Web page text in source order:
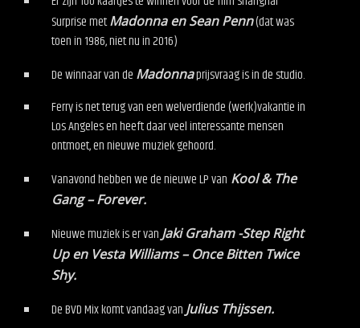
Surprise metMadonna en Sean Penn(dat was
toen in 1986, niet nu in 2016)
De winnaar van de Madonnaprijsvraag is in de studio.
Ferry is net terug van een welverdiende (werk)vakantie in
Los Angeles en heeft daar veel interessante mensen
ontmoet, en nieuwe muziek gehoord.
Vanavond hebben we de nieuwe LP van Kool & The
Gang – Forever.
Nieuwe muziek is er vanJaki Graham -Step Right
Up en Vesta Williams – Once Bitten Twice
Shy.
De BVD Mix komt vandaag vanJulius Thijssen.